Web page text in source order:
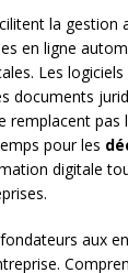
la gestion
en ligne
Les
documents
pas
pour les
digitale
aux